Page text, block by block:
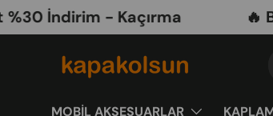
Skip to content
- Kaçırma 🔥
MOBİL AKSESUARLAR